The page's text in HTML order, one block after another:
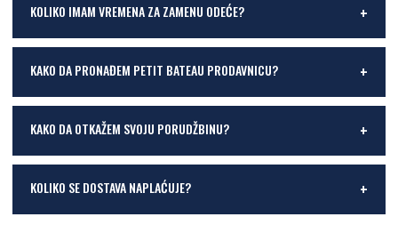
KOLIKO IMAM VREMENA ZA ZAMENU ODEĆE?
KAKO DA PRONAĐEM PETIT BATEAU PRODAVNICU?
KAKO DA OTKAŽEM SVOJU PORUDŽBINU?
KOLIKO SE DOSTAVA NAPLAĆUJE?